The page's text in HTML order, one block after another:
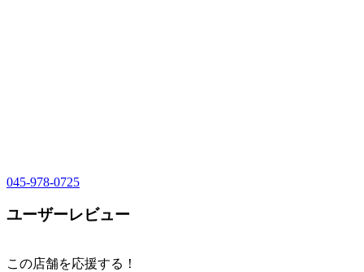
045-978-0725
ユーザーレビュー
この店舗を応援する！